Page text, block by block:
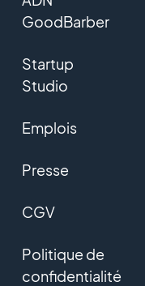
GoodBarber
Startup
Studio
Emplois
Presse
CGV
Politique de
confidentialité